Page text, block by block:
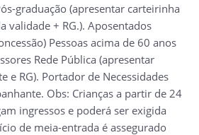
graduação (apresentar carteirinha
validade + RG.). Aposentados
Pessoas acima de 60 anos
Rede Pública (apresentar
e RG). Portador de Necessidades
Obs: Crianças a partir de 24
ingressos e poderá ser exigida
de meia-entrada é assegurado